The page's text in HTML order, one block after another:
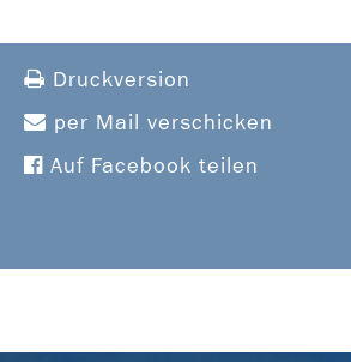
Druckversion
per Mail verschicken
Auf Facebook teilen